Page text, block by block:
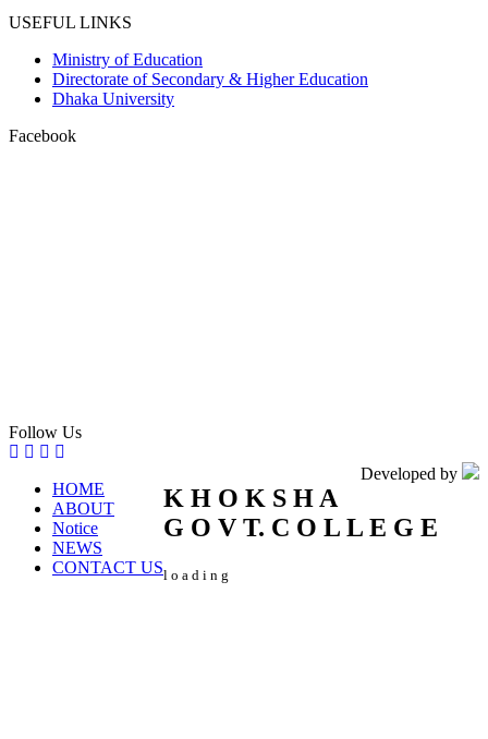
USEFUL LINKS
Ministry of Education
Directorate of Secondary & Higher Education
Dhaka University
Facebook
Follow Us
HOME
ABOUT
Notice
NEWS
CONTACT US
Developed by
K H O K S HA
G O V T. C O L L E G E
l o a d i n g